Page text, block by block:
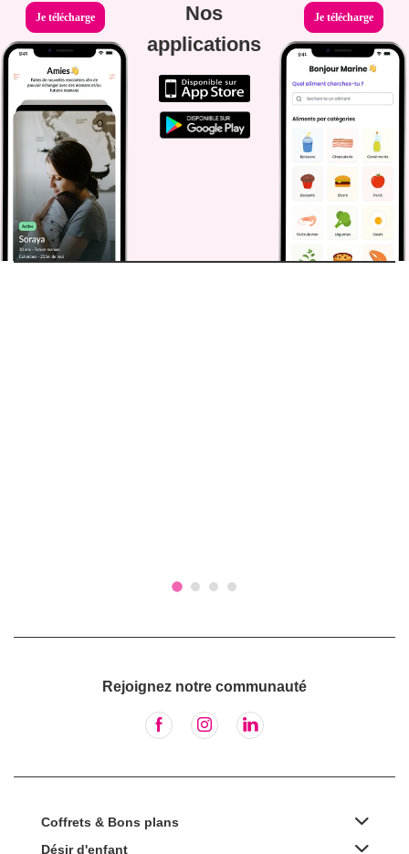
Je télécharge
Nos
applications
Je télécharge
Rejoignez notre communauté
Coffrets & Bons plans
Désir d'enfant